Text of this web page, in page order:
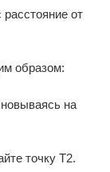
от
образом:
на
точку T2.